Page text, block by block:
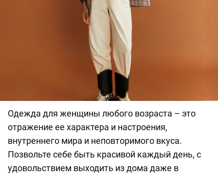
Одежда для женщины любого возраста – это
отражение ее характера и настроения,
внутреннего мира и неповторимого вкуса.
Позвольте себе быть красивой каждый день, с
удовольствием выходить из дома даже в